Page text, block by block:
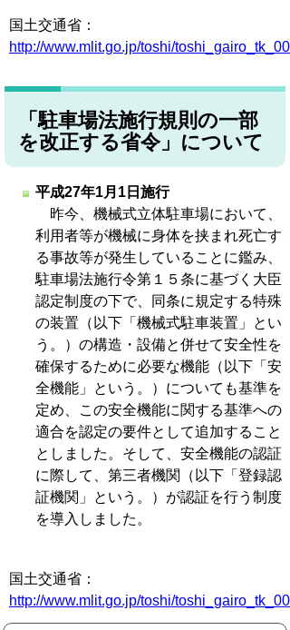
国土交通省：
http://www.mlit.go.jp/toshi/
「駐車場法施行規則の一部
を改正する省令」について
平成27年1月1日施行
昨今、機械式立体駐車場において、
利用者等が機械に身体を挟まれ死亡す
る事故等が発生していることに鑑み、
駐車場法施行令第１５条に基づく大臣
認定制度の下で、同条に規定する特殊
の装置（以下「機械式駐車装置」とい
う。）の構造・設備と併せて安全性を
確保するために必要な機能（以下「安
全機能」という。）についても基準を
定め、この安全機能に関する基準への
適合を認定の要件として追加すること
としました。そして、安全機能の認証
に際して、第三者機関（以下「登録認
証機関」という。）が認証を行う制度
を導入しました。
国土交通省：
http://www.mlit.go.jp/toshi/